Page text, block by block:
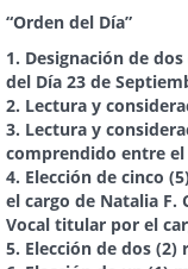
“Orden del Día”
1. Designación de
del Día 23 de
2. Lectura y
3. Lectura y
comprendido entre el
4. Elección de cinco
el cargo de Natalia F.
Vocal titular por el
5. Elección de dos